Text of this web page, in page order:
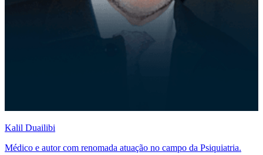
Kalil Duailibi
Médico e autor com renomada atuação no campo da Psiquiatria.